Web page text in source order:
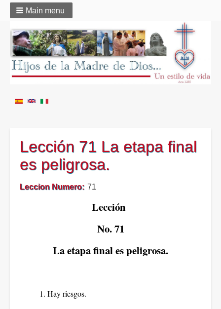
Main menu
Lección 71 La etapa final
es peligrosa.
Leccion Numero 71
Lección
No. 71
La etapa final es peligrosa.
1. Hay riesgos.